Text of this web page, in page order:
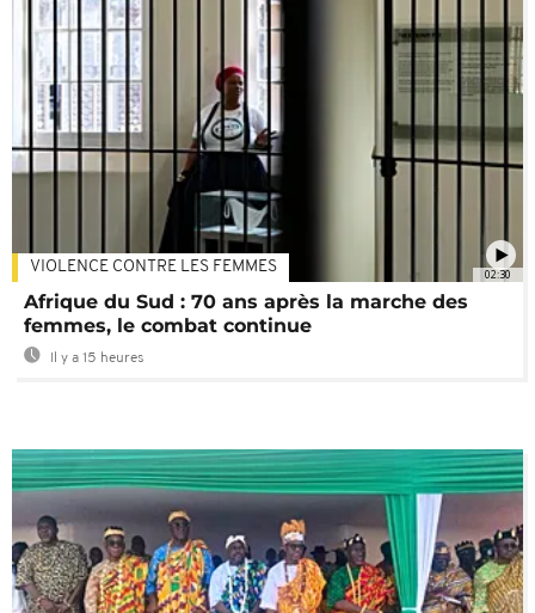
02:30
VIOLENCE CONTRE LES FEMMES
Afrique du Sud : 70 ans après la marche des
femmes, le combat continue
Il y a 15 heures